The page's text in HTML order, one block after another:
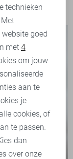
technieken
goed
met 4
om jouw
aan te
je
cookies, of
te passen.
dan
over onze